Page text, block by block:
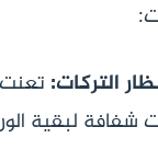
تعنت
لبقية